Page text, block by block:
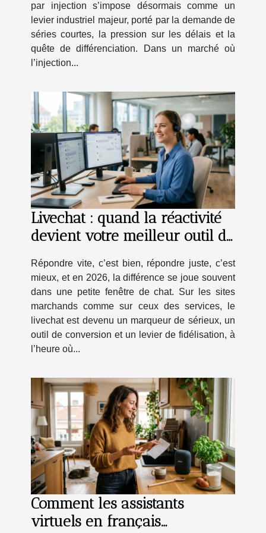
par injection s’impose désormais comme un
levier industriel majeur, porté par la demande de
séries courtes, la pression sur les délais et la
quête de différenciation. Dans un marché où
l’injection...
Livechat : quand la réactivité
devient votre meilleur outil de
Répondre vite, c’est bien, répondre juste, c’est
mieux, et en 2026, la différence se joue souvent
dans une petite fenêtre de chat. Sur les sites
marchands comme sur ceux des services, le
livechat est devenu un marqueur de sérieux, un
outil de conversion et un levier de fidélisation, à
l’heure où...
Comment les assistants
virtuels en français